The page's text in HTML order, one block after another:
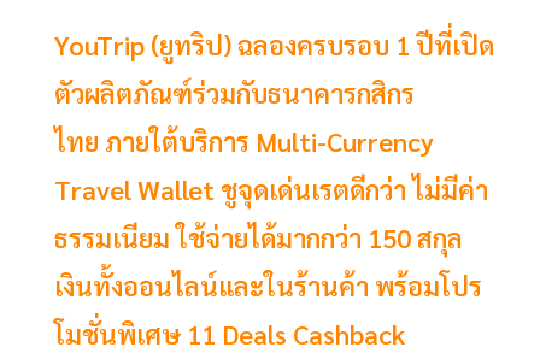
YouTrip (ยูทริป) ฉลองครบรอบ 1 ปีที่เปิด
ตัวผลิตภัณฑ์ร่วมกับธนาคารกสิกร
ไทย ภายใต้บริการ Multi-Currency
Travel Wallet ชูจุดเด่นเรตดีกว่า ไม่มีค่า
ธรรมเนียม ใช้จ่ายได้มากกว่า 150 สกุล
เงินทั้งออนไลน์และในร้านค้า พร้อมโปร
โมชั่นพิเศษ 11 Deals Cashback